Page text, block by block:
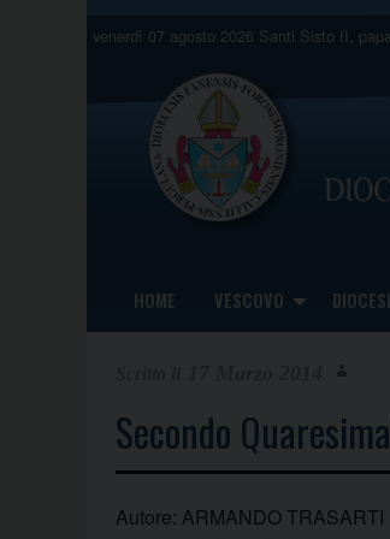
venerdì 07 agosto 2026 Santi Sisto II,
HOME VESCOVO DIOCESI
Secondo
Autore: ARMANDO TRASARTI